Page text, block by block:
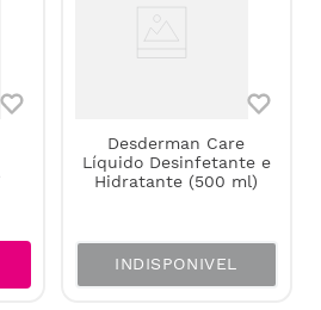
Desderman Care
Líquido Desinfetante e
Hidratante (500 ml)
INDISPONIVEL